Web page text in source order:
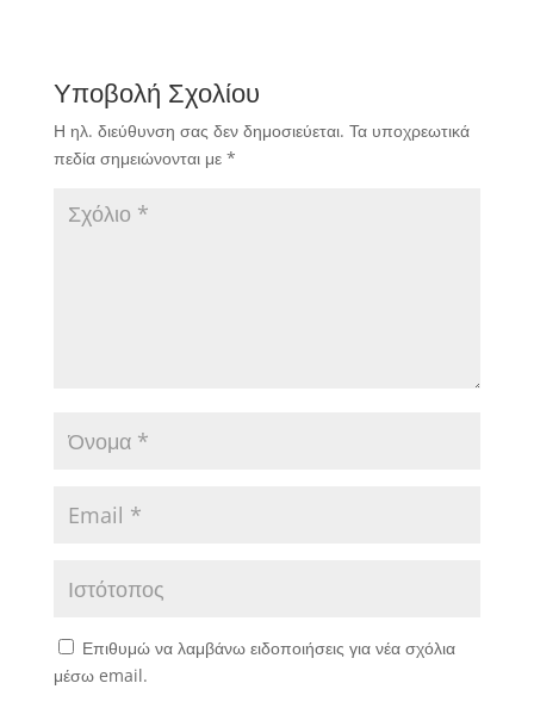
Υποβολή Σχολίου
Η ηλ. διεύθυνση σας δεν δημοσιεύεται. Τα υποχρεωτικά
πεδία σημειώνονται με *
Επιθυμώ να λαμβάνω ειδοποιήσεις για νέα σχόλια
μέσω email.